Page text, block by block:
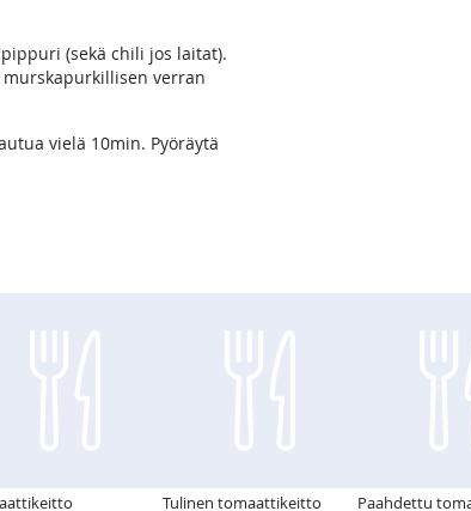
(sekä chili jos laitat).
verran
vielä 10min. Pyöräytä
Tulinen tomaattikeitto Paahdettu